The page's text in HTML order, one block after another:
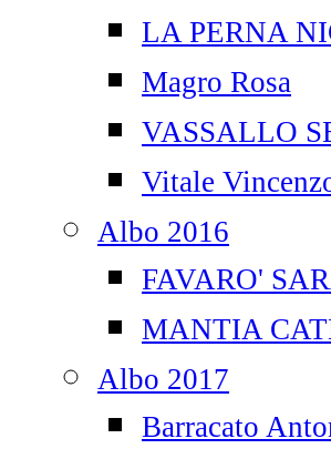
LA PERNA
Magro Rosa
VASSALLO
Vitale
Albo 2016
FAVARO'
MANTIA
Albo 2017
Barracato